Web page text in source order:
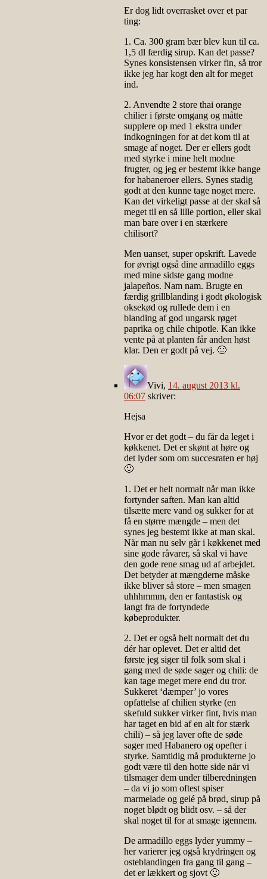
Er dog lidt overrasket over et par
ting:
1. Ca. 300 gram bær blev kun til ca.
1,5 dl færdig sirup. Kan det passe?
Synes konsistensen virker fin, så tror
ikke jeg har kogt den alt for meget
ind.
2. Anvendte 2 store thai orange
chilier i første omgang og måtte
supplere op med 1 ekstra under
indkogningen for at det kom til at
smage af noget. Der er ellers godt
med styrke i mine helt modne
frugter, og jeg er bestemt ikke bange
for habaneroer ellers. Synes stadig
godt at den kunne tage noget mere.
Kan det virkeligt passe at der skal så
meget til en så lille portion, eller skal
man bare over i en stærkere
chilisort?
Men uanset, super opskrift. Lavede
for øvrigt også dine armadillo eggs
med mine sidste gang modne
jalapeños. Nam nam. Brugte en
færdig grillblanding i godt økologisk
oksekød og rullede dem i en
blanding af god ungarsk røget
paprika og chile chipotle. Kan ikke
vente på at planten får anden høst
klar. Den er godt på vej. 🙂
Vivi, 14. august 2013 kl.
06:07 skriver:
Hejsa
Hvor er det godt – du får da leget i
køkkenet. Det er skønt at høre og
det lyder som om succesraten er høj
🙂
1. Det er helt normalt når man ikke
fortynder saften. Man kan altid
tilsætte mere vand og sukker for at
få en større mængde – men det
synes jeg bestemt ikke at man skal.
Når man nu selv går i køkkenet med
sine gode råvarer, så skal vi have
den gode rene smag ud af arbejdet.
Det betyder at mængderne måske
ikke bliver så store – men smagen
uhhhmmm, den er fantastisk og
langt fra de fortyndede
købeprodukter.
2. Det er også helt normalt det du
dér har oplevet. Det er altid det
første jeg siger til folk som skal i
gang med de søde sager og chili: de
kan tage meget mere end du tror.
Sukkeret ‘dæmper’ jo vores
opfattelse af chilien styrke (en
skefuld sukker virker fint, hvis man
har taget en bid af en alt for stærk
chili) – så jeg laver ofte de søde
sager med Habanero og opefter i
styrke. Samtidig må produkterne jo
godt være til den hotte side når vi
tilsmager dem under tilberedningen
– da vi jo som oftest spiser
marmelade og gelé på brød, sirup på
noget blødt og blidt osv. – så der
skal noget til for at smage igennem.
De armadillo eggs lyder yummy –
her varierer jeg også krydringen og
osteblandingen fra gang til gang –
det er lækkert og sjovt 🙂